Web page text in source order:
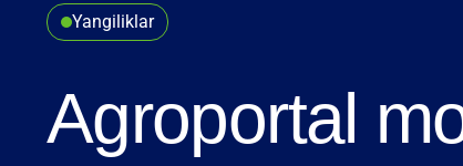
Yangiliklar
Agroportal